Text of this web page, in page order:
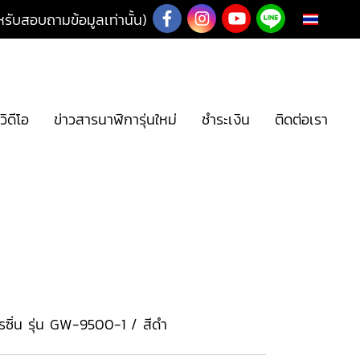
บสอบถามข้อมูลเท่านั้น)
วิดีโอ ข่าวสารนาฬิการุ่นใหม่ ชำระเงิน ติดต่อเรา
ซิ่น รุ่น GW-9500-1 / สีดำ